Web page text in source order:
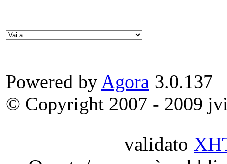
Powered by Agora 3.0.137
© Copyright 2007 - 2009
validato